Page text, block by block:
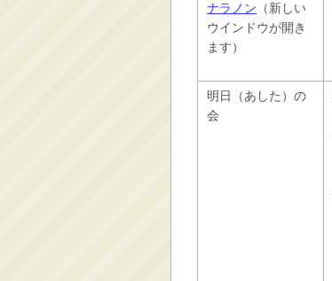
ナラノン （新しい
ウインドウが開き
ます）
明日（あした）の
会